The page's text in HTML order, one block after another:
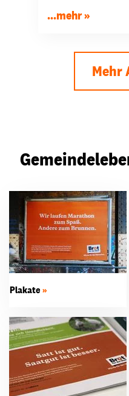
...mehr
Mehr
Plakate